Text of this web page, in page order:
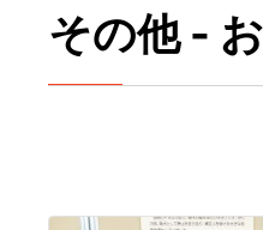
その他 -